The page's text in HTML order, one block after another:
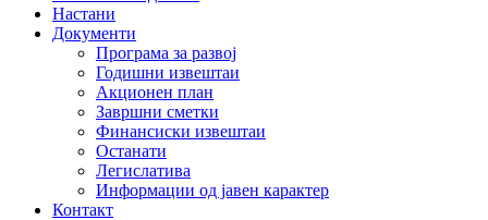
Настани
Документи
Програма за развој
Годишни извештаи
Акционен план
Завршни сметки
Финансиски извештаи
Останати
Легислатива
Информации од јавен карактер
Контакт